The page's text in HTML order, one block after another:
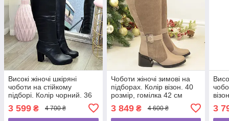
Високі жіночі шкіряні
чоботи на стійкому
підборі. Колір чорний. 36
3 599 ₴ 4 700 ₴
Чоботи жіночі зимові на
підборах. Колір візон. 40
розмір, гомілка 42 см
3 849₴ 4 600 ₴ 3